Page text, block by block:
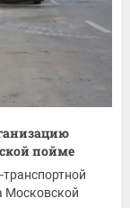
пойме
Московской